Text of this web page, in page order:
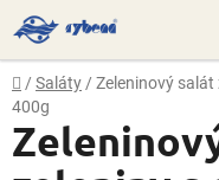
Přejít
na
obsah
Domů
/ Saláty / Zeleninový salát
400g